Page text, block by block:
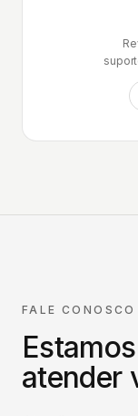
FALE CONOSCO
atender